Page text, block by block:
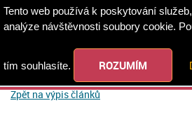
Zpět na výpis článků
Tento web používá k poskytování
analýze návštěvnosti soubory cookie.
tím souhlasíte. ROZUMÍM